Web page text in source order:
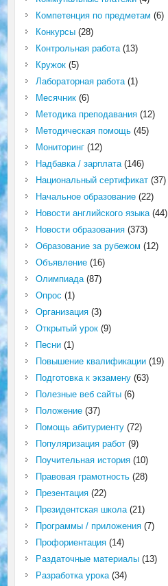
Компетенция по предметам (6)
Конкурсы(28)
Контрольная работа(13)
Кружок(5)
Лабораторная работа(1)
Месячник(6)
Методика преподавания(12)
Методическая помощь(45)
Мониторинг(12)
Надбавка / зарплата(146)
Национальный сертификат(37)
Начальное образование(22)
Новости английского языка(44)
Новости образования(373)
Образование за рубежом (12)
Объявление(16)
Олимпиада(87)
Опрос (1)
Организация(3)
Открытый урок(9)
Песни(1)
Повышение квалификации(19)
Подготовка к экзамену(63)
Полезные веб сайты(6)
Положение(37)
Помощь абитуриенту(72)
Популяризация работ(9)
Поучительная история(10)
Правовая грамотность(28)
Презентация(22)
Президентская школа(21)
Программы / приложения(7)
Профориентация(14)
Раздаточные материалы(13)
Разработка урока(34)